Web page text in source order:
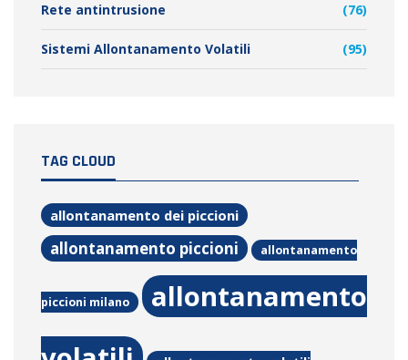
Rete antintrusione (76)
Sistemi Allontanamento Volatili (95)
TAG CLOUD
allontanamento dei piccioni
allontanamento piccioni allontanamento
piccioni milano
allontanamento